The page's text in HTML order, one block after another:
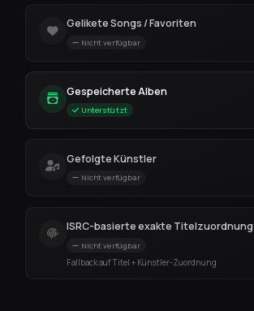
Gelikete Songs / Favoriten
Nicht verfügbar
Gespeicherte Alben
Unterstützt
Gefolgte Künstler
Nicht verfügbar
ISRC-basierte exakte Titelzuordnung
Nicht verfügbar
Fallback auf Titel + Künstler-Zuordnung